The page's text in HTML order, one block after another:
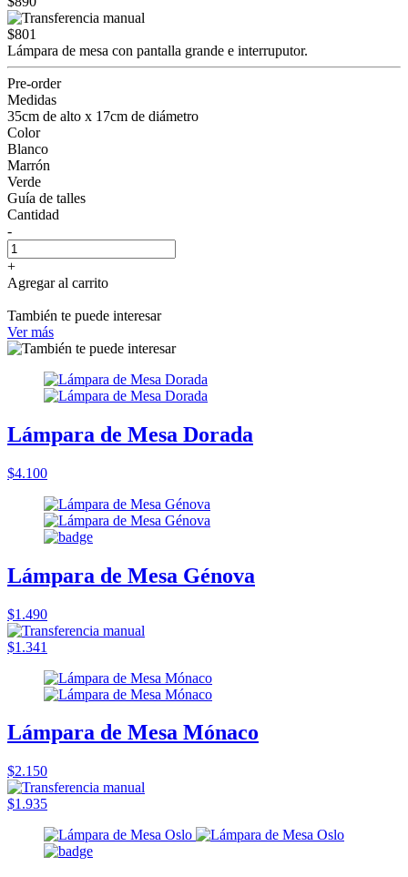
$801
Lámpara de mesa con pantalla grande e interruputor.
Pre-order
Medidas
35cm de alto x 17cm de diámetro
Color
Blanco
Marrón
Verde
Guía de talles
Cantidad
-
+
Agregar al carrito
También te puede interesar
Ver más
Lámpara de Mesa Dorada
$4.100
Lámpara de Mesa Génova
$1.490
$1.341
Lámpara de Mesa Mónaco
$2.150
$1.935